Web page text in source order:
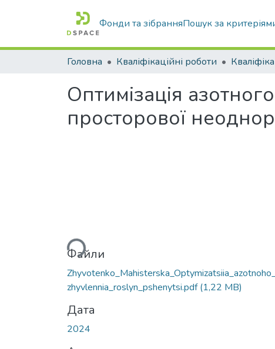
Фонди та зібранняПошук за
Головна Кваліфікаційні роботи
Оптимізація
просторової
Вантажиться...
Файли
zhyvlennia_roslyn_pshenytsi.pdf(1,22 MB)
Дата
2024